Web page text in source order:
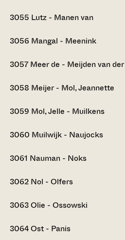
3055 Lutz - Manen van
3056 Mangal - Meenink
3057 Meer de - Meijden van der
3058 Meijer - Mol, Jeannette
3059 Mol, Jelle - Muilkens
3060 Muilwijk - Naujocks
3061 Nauman - Noks
3062 Nol - Olfers
3063Olie - Ossowski
3064Ost - Panis